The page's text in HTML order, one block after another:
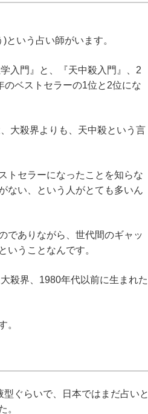
いう占い師がいます。
入門』と、『天中殺入門』、2
ベストセラーの1位と2位にな
大殺界よりも、天中殺という言
トセラーになったことを知らな
ない、という人がとても多いん
でありながら、世代間のギャッ
いうことなんです。
殺界、1980年代以前に生まれた
。
ぐらいで、日本ではまだ占いと
。